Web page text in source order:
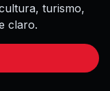
turismo,
claro.